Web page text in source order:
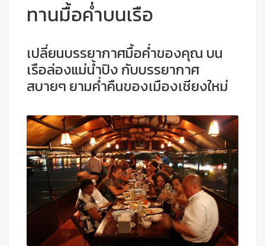
ทานมื้อค่ำบนเรือ
เปลี่ยนบรรยากาศมื้อค่ำของคุณ บน
เรือล่องแม่น้ำปิง กับบรรยากาศ
สบายๆ ยามค่ำคืนของเมืองเชียงใหม่